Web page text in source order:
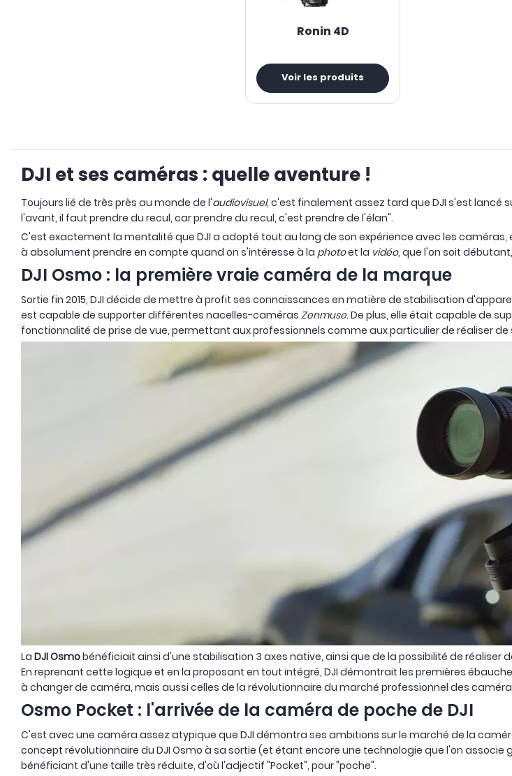
Ronin 4D
Voir les produits
DJI et ses caméras : quelle aventure !
Toujours lié de très près au monde de l'audiovisuel, c'est finalement assez tard que DJI s'est lancé
l'avant, il faut prendre du recul, car prendre du recul, c'est prendre de l'élan".
C'est exactement la mentalité que DJI a adopté tout au long de son expérience avec les caméras,
à absolument prendre en compte quand on s'intéresse à la photoet la vidéo, que l'on soit
DJI Osmo : la première vraie caméra de la marque
Sortie fin 2015, DJI décide de mettre à profit ses connaissances en matière de stabilisation
est capable de supporter différentes nacelles-caméras Zenmuse. De plus, elle était capable de
fonctionnalité de prise de vue, permettant aux professionnels comme aux particulier de réaliser de
La DJI Osmobénéficiait ainsi d'une stabilisation 3 axes native, ainsi que de la possibilité de
En reprenant cette logique et en la proposant en tout intégré, DJI démontrait les premières
à changer de caméra, mais aussi celles de la révolutionnaire du marché professionnel des
Osmo Pocket : l'arrivée de la caméra de poche de DJI
C'est avec une caméra assez atypique que DJI démontra ses ambitions sur le marché de la
concept révolutionnaire du DJI Osmo à sa sortie (et étant encore une technologie que l'on
bénéficiant d'une taille très réduite, d'où l'adjectif "Pocket", pour "poche".